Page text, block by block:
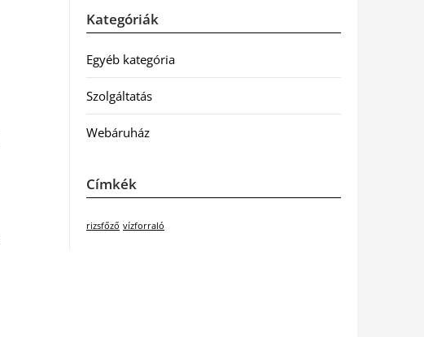
Kategóriák
Egyéb kategória
Szolgáltatás
Webáruház
Címkék
rizsfőző vízforraló